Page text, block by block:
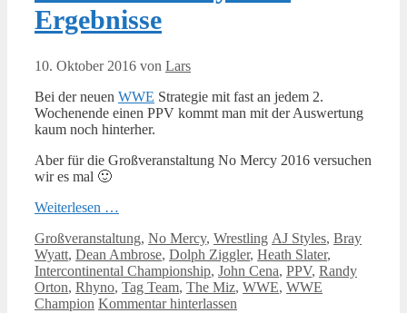
Ergebnisse
10. Oktober 2016 von Lars
Bei der neuen WWE Strategie mit fast an jedem 2.
Wochenende einen PPV kommt man mit der Auswertung
kaum noch hinterher.
Aber für die Großveranstaltung No Mercy 2016 versuchen
wir es mal 🙂
Weiterlesen …
Kategorien
Großveranstaltung, No Mercy, Wrestling Schlagwörter
AJ Styles, Bray
Wyatt, Dean Ambrose, Dolph Ziggler, Heath Slater,
Intercontinental Championship, John Cena, PPV, Randy
Orton, Rhyno, Tag Team, The Miz, WWE, WWE
Champion Kommentar hinterlassen